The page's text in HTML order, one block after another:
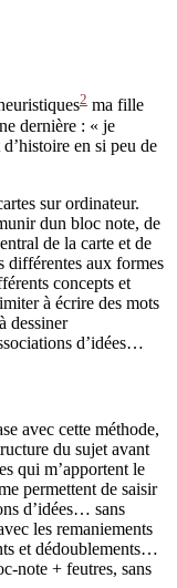
2 ma fille
dernière : « je
en si peu de
sur ordinateur.
dun bloc note, de
de la carte et de
différentes aux formes
concepts et
à écrire des mots
dessiner
d’idées…
avec cette méthode,
du sujet avant
qui m’apportent le
permettent de saisir
d’idées… sans
les remaniements
et dédoublements…
note + feutres, sans